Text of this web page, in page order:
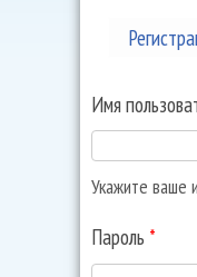
Имя
Укажите ваше
Пароль *